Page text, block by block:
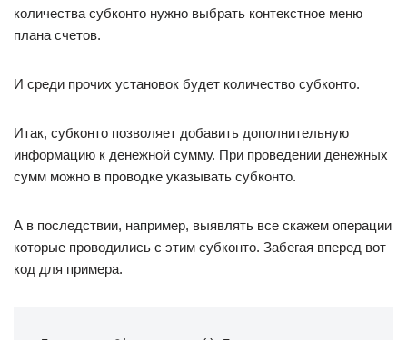
количества субконто нужно выбрать контекстное меню
плана счетов.
И среди прочих установок будет количество субконто.
Итак, субконто позволяет добавить дополнительную
информацию к денежной сумму. При проведении денежных
сумм можно в проводке указывать субконто.
А в последствии, например, выявлять все скажем операции
которые проводились с этим субконто. Забегая вперед вот
код для примера.